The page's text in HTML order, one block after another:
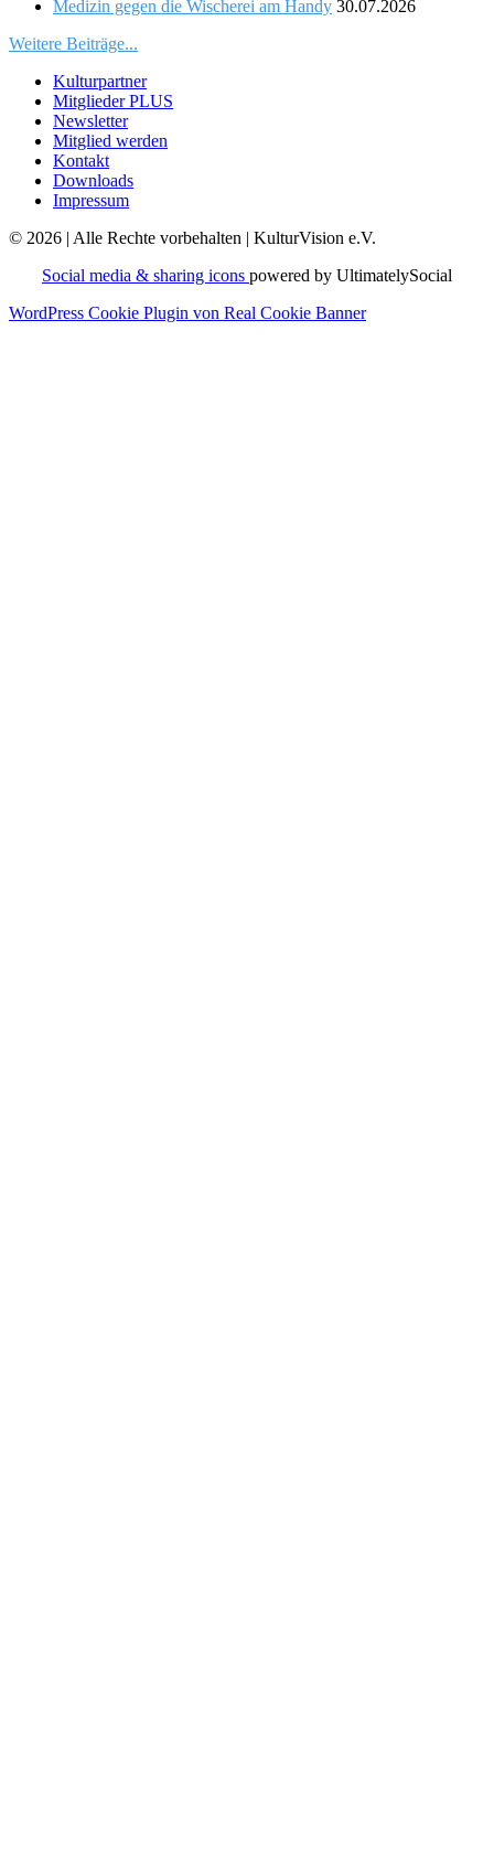
Medizin gegen die Wischerei am Handy 30.07.2026
Weitere Beiträge...
Kulturpartner
Mitglieder PLUS
Newsletter
Mitglied werden
Kontakt
Downloads
Impressum
© 2026 | Alle Rechte vorbehalten | KulturVision e.V.
Social media & sharing icons powered by UltimatelySocial
WordPress Cookie Plugin von Real Cookie Banner